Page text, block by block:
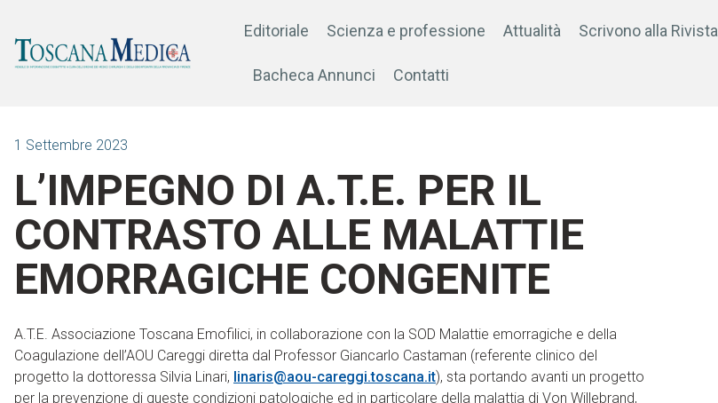
Editoriale Scienza e professione Attualità Scrivono alla Rivista
Bacheca Annunci Contatti
1 Settembre 2023
L’IMPEGNO DI A.T.E. PER IL
CONTRASTO ALLE MALATTIE
EMORRAGICHE CONGENITE
A.T.E. Associazione Toscana Emofilici, in collaborazione con la SOD Malattie emorragiche e della
Coagulazione dell’AOU Careggi diretta dal Professor Giancarlo Castaman (referente clinico del
progetto la dottoressa Silvia Linari, linaris@aou-careggi.toscana.it), sta portando avanti un progetto
per la prevenzione di queste condizioni patologiche ed in particolare della malattia di Von Willebrand,